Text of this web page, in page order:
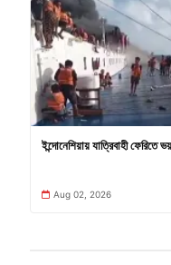
ইন্দোনেশিয়ায় যাত্রিবাহী
Aug 02, 2026